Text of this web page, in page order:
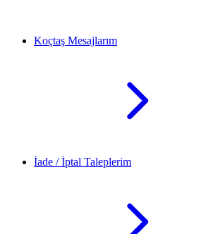
Koçtaş Mesajlarım
İade / İptal Taleplerim